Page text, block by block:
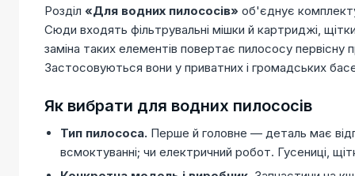
Розділ «Для водних пилососів» об'єднує
Сюди входять фільтрувальні мішки й картриджі,
заміна таких елементів повертає пилососу
Застосовуються вони у приватних і громадських
Як вибрати для водних пилососів
Тип пилососа. Перше й головне — деталь має
всмоктуванні; чи електричний робот. Гусениці,